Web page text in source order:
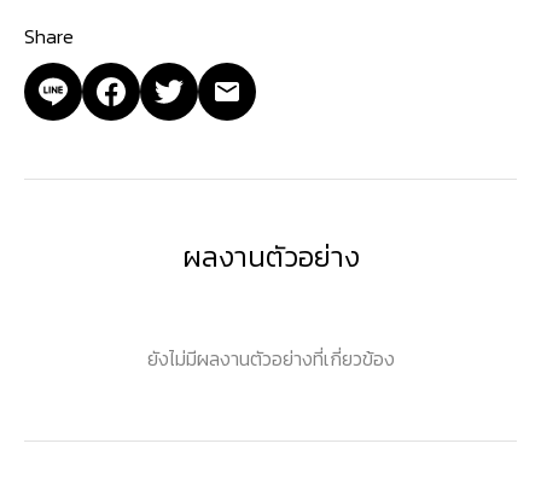
Share
ผลงานตัวอย่าง
ยังไม่มีผลงานตัวอย่างที่เกี่ยวข้อง